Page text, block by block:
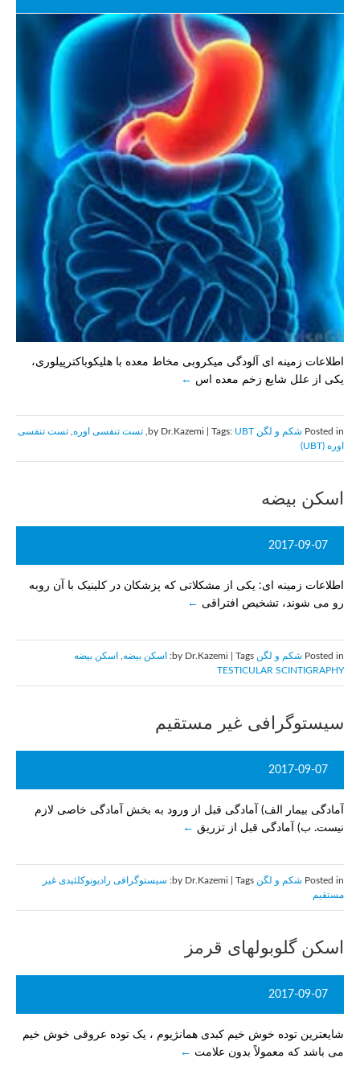
اطلاعات زمینه ای آلودگی میکروبی مخاط معده با هلیکوباکترپیلوری،
یکی از علل شایع زخم معده اس
Posted in شکم و لگن UBT تست تنفسی اوره تست تنفسی
اوره (UBT)
اسکن بیضه
2017-09-07
اطلاعات زمینه ای: یکی از مشکلاتی که پزشکان در کلینیک با آن روبه
رو می شوند، تشخیص افتراقی
Posted in شکم و لگن اسکن بیضه
اسکن بیضه
TESTICULAR SCINTIGRAPHY
سیستوگرافی غیر مستقیم
2017-09-07
آمادگی بیمار الف) آمادگی قبل از ورود به بخش آمادگی خاصی لازم
نیست. ب) آمادگی قبل از تزریق
Posted in شکم و لگن
سيستوگرافی راديونوكلئيدی غير
مستقيم
اسکن گلوبولهای قرمز
2017-09-07
شایعترین توده خوش خیم کبدی همانژیوم ، یک توده عروقی خوش خیم
می باشد که معمولاً بدون علامت